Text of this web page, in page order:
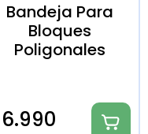
Bandeja Para
Bloques
Poligonales
6.990